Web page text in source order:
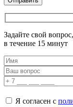
Задайте свой
в течение 15 минут
Я согласен с